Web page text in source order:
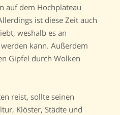
auf dem Hochplateau
ist diese Zeit auch
weshalb es an
kann. Außerdem
Gipfel durch Wolken
reist, sollte seinen
Klöster, Städte und